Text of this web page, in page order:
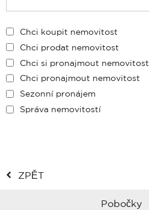
Chci koupit nemovitost
Chci prodat nemovitost
Chci si pronajmout nemovitost
Chci pronajmout nemovitost
Sezonní pronájem
Správa nemovitostí
ZPĚT
Pobočky